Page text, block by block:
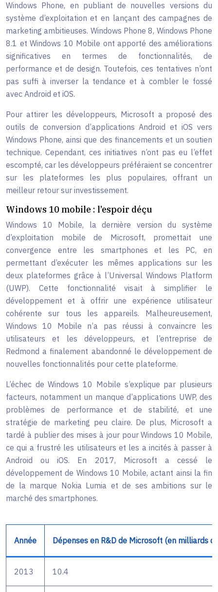
Windows Phone, en publiant de nouvelles versions du
système d’exploitation et en lançant des campagnes de
marketing ambitieuses. Windows Phone 8, Windows Phone
8.1 et Windows 10 Mobile ont apporté des améliorations
significatives en termes de fonctionnalités, de
performance et de design. Toutefois, ces tentatives n’ont
pas suffi à inverser la tendance et à combler le fossé
avec Android et iOS.
Pour attirer les développeurs, Microsoft a proposé des
outils de conversion d’applications Android et iOS vers
Windows Phone, ainsi que des financements et un soutien
technique. Cependant, ces initiatives n’ont pas eu l’effet
escompté, car les développeurs préféraient se concentrer
sur les plateformes les plus populaires, offrant un
meilleur retour sur investissement.
Windows 10 mobile : l’espoir déçu
Windows 10 Mobile, la dernière version du système
d’exploitation mobile de Microsoft, promettait une
convergence entre les smartphones et les PC, en
permettant d’exécuter les mêmes applications sur les
deux plateformes grâce à l’Universal Windows Platform
(UWP). Cette fonctionnalité visait à simplifier le
développement et à offrir une expérience utilisateur
cohérente sur tous les appareils. Malheureusement,
Windows 10 Mobile n’a pas réussi à convaincre les
utilisateurs et les développeurs, et l’entreprise de
Redmond a finalement abandonné le développement de
nouvelles fonctionnalités pour cette plateforme.
L’échec de Windows 10 Mobile s’explique par plusieurs
facteurs, notamment un manque d’applications UWP, des
problèmes de performance et de stabilité, et une
stratégie de marketing peu claire. De plus, Microsoft a
tardé à publier des mises à jour pour Windows 10 Mobile,
ce qui a frustré les utilisateurs et les a incités à passer à
Android ou iOS. En 2017, Microsoft a cessé le
développement de Windows 10 Mobile, actant ainsi la fin
de la marque Nokia Lumia et de ses ambitions sur le
marché des smartphones.
Année Dépenses en R&D de Microsoft (en milliards
2013 10.4